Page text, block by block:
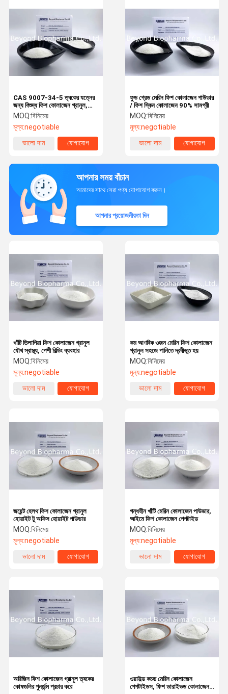
CAS 9007-34-5 ত্বকের যত্নের
জন্য বিশুদ্ধ ফিশ কোলাজেন গ্রানুল,
যৌথ সহায়তা
MOQ:বিনিমেয়
মূল্য:negotiable
ভালো দাম
যোগাযোগ
ফুড গ্রেড মেরিন ফিশ কোলাজেন পাউডার
/ ফিশ স্কিন কোলাজেন 90% সামগ্রী
MOQ:বিনিমেয়
মূল্য:negotiable
ভালো দাম
যোগাযোগ
আপনার সময় বাঁচান
আমাদের সাথে সেরা পণ্য যোগাযোগ করুন।
আপনার প্রয়োজনীয়তা দিন
কম আণবিক ওজন মেরিন ফিশ কোলাজেন
গ্রানুল সহজে পানিতে দ্রবীভূত হয়
MOQ:বিনিমেয়
মূল্য:negotiable
ভালো দাম
যোগাযোগ
খাঁটি তিলাপিয়া ফিশ কোলাজেন গ্রানুল
যৌথ স্বাস্থ্য, পেশী বিল্ডিং ব্যবহার
MOQ:বিনিমেয়
মূল্য:negotiable
ভালো দাম
যোগাযোগ
গন্ধহীন খাঁটি মেরিন কোলাজেন পাউডার,
আইমে ফিশ কোলাজেন পেপটাইড
MOQ:বিনিমেয়
মূল্য:negotiable
ভালো দাম
যোগাযোগ
জয়েন্ট হেলথ ফিশ কোলাজেন গ্রানুল
হোয়াইট টু অফিস হোয়াইট পাউডার
MOQ:বিনিমেয়
মূল্য:negotiable
ভালো দাম
যোগাযোগ
ওয়াইল্ড কচড মেরিন কোলাজেন
পেপটাইডস, ফিশ ডারাইভড কোলাজেন
অরিজিন ফিশ কোলাজেন গ্রানুল ত্বকের
কোষগুলির পুনর্জন্ম প্রচার করে